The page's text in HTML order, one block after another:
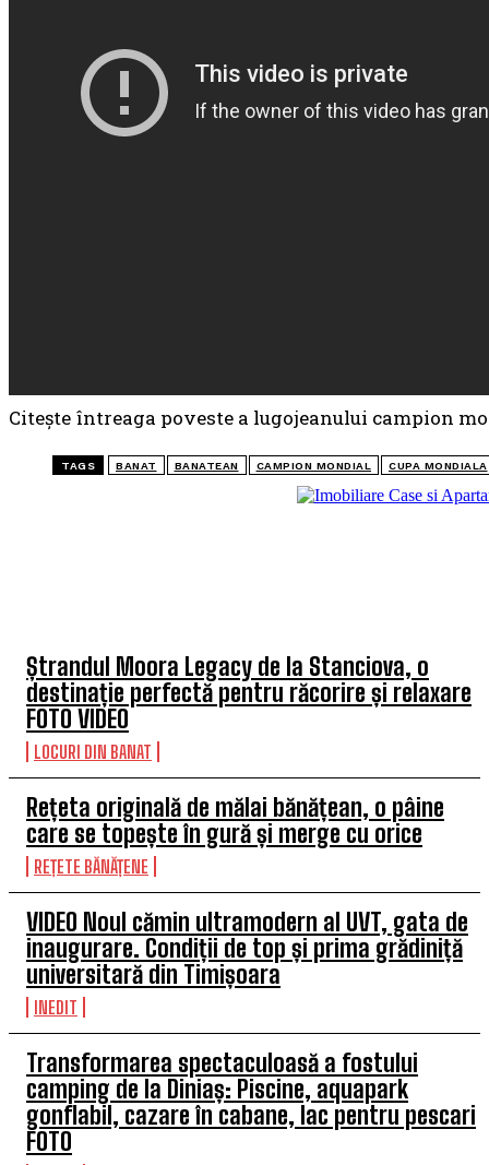
Ștrandul Moora Legacy de la Stanciova, o
destinație perfectă pentru răcorire și relaxare
FOTO VIDEO
LOCURI DIN BANAT
Rețeta originală de mălai bănățean, o pâine
care se topește în gură și merge cu orice
REȚETE BĂNĂȚENE
VIDEO Noul cămin ultramodern al UVT, gata de
inaugurare. Condiții de top și prima grădiniță
universitară din Timișoara
INEDIT
Transformarea spectaculoasă a fostului
camping de la Diniaș: Piscine, aquapark
gonflabil, cazare în cabane, lac pentru pescari
FOTO
Citește întreaga poveste a lugojeanului campion
TAGS BANAT BANATEAN CAMPION MONDIAL CUPA MONDIALA